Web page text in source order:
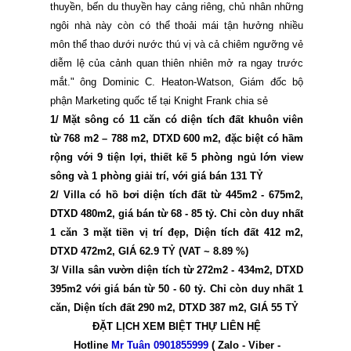
thuyền, bến du thuyền hay cảng riêng, chủ nhân những
ngôi nhà này còn có thể thoải mái tận hưởng nhiều
môn thể thao dưới nước thú vị và cả chiêm ngưỡng vẻ
diễm lệ của cảnh quan thiên nhiên mở ra ngay trước
mắt." ông Dominic C. Heaton-Watson, Giám đốc bộ
phận Marketing quốc tế tại Knight Frank chia sẻ
1/ Mặt sông có 11 căn có diện tích đất khuôn viên
từ 768 m2 – 788 m2, DTXD 600 m2, đặc biệt có hầm
rộng với 9 tiện lợi, thiết kế 5 phòng ngủ lớn view
sông và 1 phòng giải trí, với giá bán 131 TỶ
2/ Villa có hồ bơi diện tích đất từ 445m2 - 675m2,
DTXD 480m2, giá bán từ 68 - 85 tỷ. Chỉ còn duy nhất
1 căn 3 mặt tiền vị trí đẹp, Diện tích đất 412 m2,
DTXD 472m2, GIÁ 62.9 TỶ (VAT ~ 8.89 %)
3/ Villa sân vườn diện tích từ 272m2 - 434m2, DTXD
395m2 với giá bán từ 50 - 60 tỷ. Chỉ còn duy nhất 1
căn, Diện tích đất 290 m2, DTXD 387 m2, GIÁ 55 TỶ
ĐẶT LỊCH XEM BIỆT THỰ LIÊN HỆ
Hotline Mr Tuân 0901855999( Zalo - Viber -